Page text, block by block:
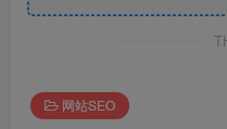
网站SEO